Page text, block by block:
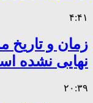
۴:۴۱
زمان و تاریخ
نهایی نشده
۲۰:۳۹